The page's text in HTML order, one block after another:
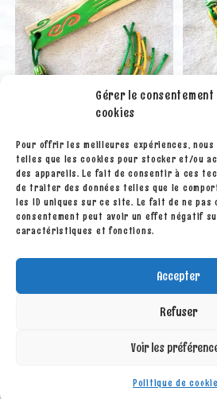
Gérer le consentement
cookies
Pour offrir les meilleures expériences,
telles que les cookies pour stocker et/ou
des appareils. Le fait de consentir à ces
de traiter des données telles que le
les ID uniques sur ce site. Le fait de ne
consentement peut avoir un effet négatif
caractéristiques et fonctions.
Accepter
Refuser
Voir les
Politique de
Grigris - Déco
La main verte 8
20.00€
Ajouter au panier